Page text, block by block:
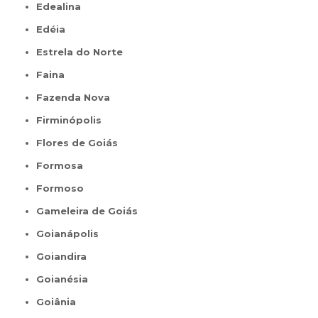
Edealina
Edéia
Estrela do Norte
Faina
Fazenda Nova
Firminópolis
Flores de Goiás
Formosa
Formoso
Gameleira de Goiás
Goianápolis
Goiandira
Goianésia
Goiânia